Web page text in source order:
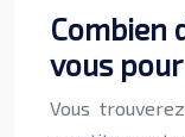
Combien
vous
Vous